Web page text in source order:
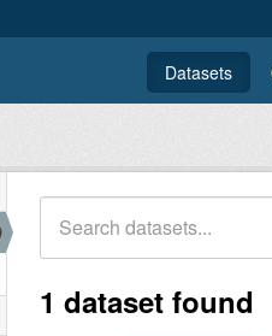
Datasets
1 dataset found